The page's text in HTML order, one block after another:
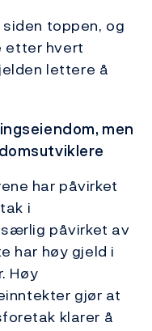
toppen, og
etter hvert
lettere å
men
har påvirket
i
påvirket av
har høy gjeld i
Høy
gjør at
klarer å